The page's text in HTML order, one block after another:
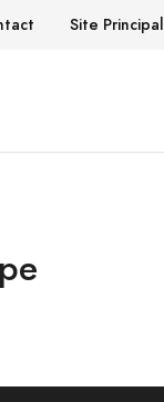
Site Principal